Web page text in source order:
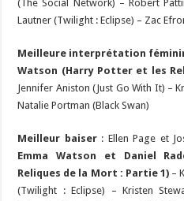
(The Social Network) – Robert
Lautner (Twilight : Eclipse) – Zac
Meilleure interprétation
Watson (Harry Potter et les
Jennifer Aniston (Just Go With It) –
Natalie Portman (Black Swan)
Meilleur baiser: Ellen Page et
Emma Watson et Daniel
Reliques de la Mort : Partie 1) –
(Twilight : Eclipse) – Kristen